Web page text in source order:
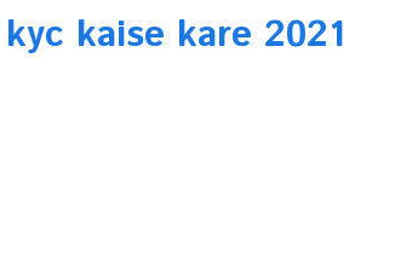
kaise kare 2021